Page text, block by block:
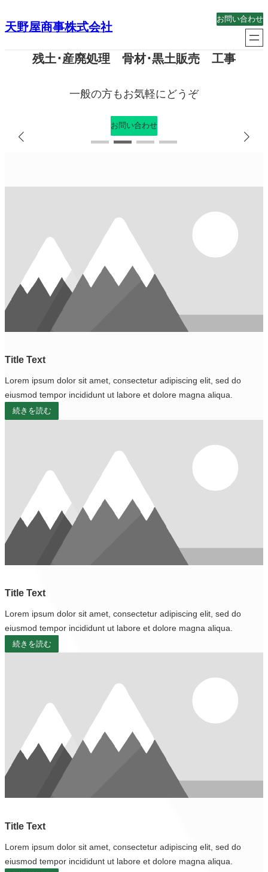
容
天野屋商事株式会社
お問い合わせ
残土･産廃処理 骨材･黒土販売 工事
一般の方もお気軽にどうぞ
お問い合わせ
Title Text
Lorem ipsum dolor sit amet, consectetur adipiscing elit, sed do
eiusmod tempor incididunt ut labore et dolore magna aliqua.
続きを読む
Title Text
Lorem ipsum dolor sit amet, consectetur adipiscing elit, sed do
eiusmod tempor incididunt ut labore et dolore magna aliqua.
続きを読む
Title Text
Lorem ipsum dolor sit amet, consectetur adipiscing elit, sed do
eiusmod tempor incididunt ut labore et dolore magna aliqua.